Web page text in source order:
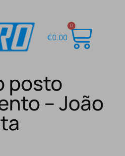
€0.00
0
posto
– João